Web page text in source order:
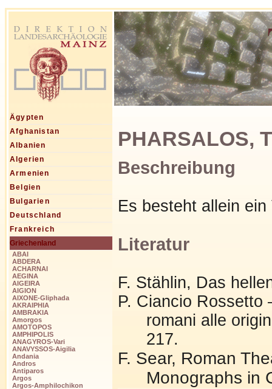
Ägypten
Afghanistan
Albanien
Algerien
Armenien
Belgien
Bulgarien
Deutschland
Frankreich
Griechenland
ABAI
ABDERA
ACHARNAI
AEGINA
AIGEIRA
AIGION
AIXONE-Gliphada
AKRAIPHIA
AMBRAKIA
Amorgos
AMOTOPOS
AMPHIPOLIS
ANAGYROS-Vari
ANAVYSSOS-Aigilia
Andania
Andros
Antiparos
Argos
Argos-Amphilochikon
PHARSALOS,
Beschreibung
Es besteht allein
Literatur
F. Stählin, Das
P. Ciancio Rossetto
romani alle
217.
F. Sear, Roman
Monographs in